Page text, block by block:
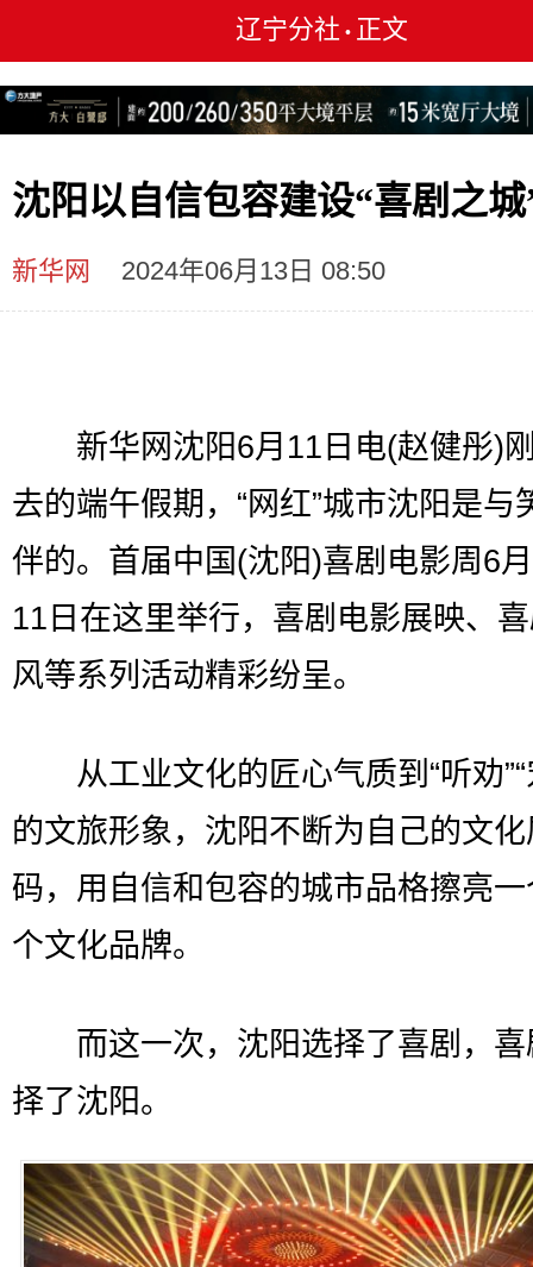
辽宁分社 • 正文
沈阳以自信包容建设“喜剧之城
新华网 2024年06月13日 08:50
新华网沈阳6月11日电(赵健彤)
去的端午假期，“网红”城市沈阳是与
伴的。首届中国(沈阳)喜剧电影周6
11日在这里举行，喜剧电影展映、
风等系列活动精彩纷呈。
从工业文化的匠心气质到“听劝”“
的文旅形象，沈阳不断为自己的文
码，用自信和包容的城市品格擦亮
个文化品牌。
而这一次，沈阳选择了喜剧，喜
择了沈阳。